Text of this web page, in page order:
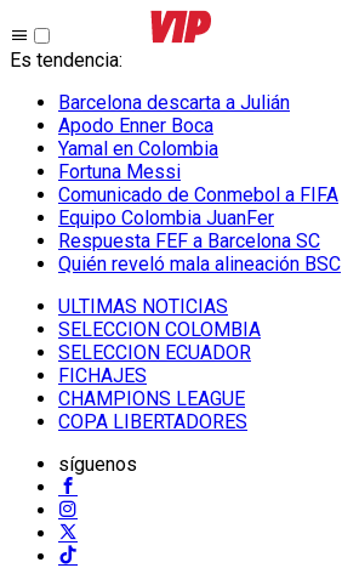
Es tendencia:
Barcelona descarta a Julián
Apodo Enner Boca
Yamal en Colombia
Fortuna Messi
Comunicado de Conmebol a FIFA
Equipo Colombia JuanFer
Respuesta FEF a Barcelona SC
Quién reveló mala alineación BSC
ULTIMAS NOTICIAS
SELECCION COLOMBIA
SELECCION ECUADOR
FICHAJES
CHAMPIONS LEAGUE
COPA LIBERTADORES
síguenos